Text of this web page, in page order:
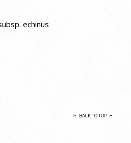
echinus
BACK TO TOP